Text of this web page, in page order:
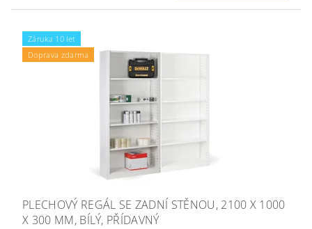
Záruka 10 let
Doprava zdarma
PLECHOVÝ REGÁL SE ZADNÍ STĚNOU, 2100 X 1000
X 300 MM, BÍLÝ, PŘÍDAVNÝ